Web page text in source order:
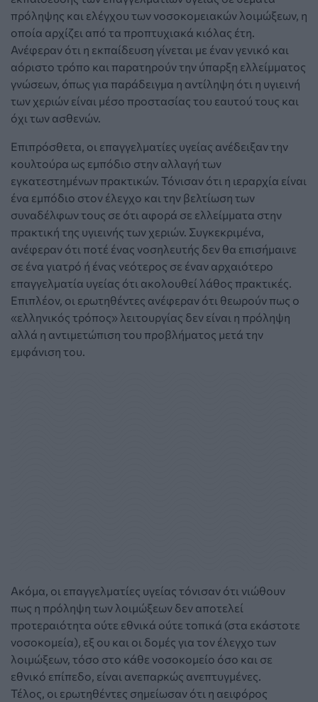
πρόληψης και ελέγχου των νοσοκομειακών λοιμώξεων, η
οποία αρχίζει από τα προπτυχιακά κιόλας έτη.
Ανέφεραν ότι η εκπαίδευση γίνεται με έναν γενικό και
αόριστο τρόπο και παρατηρούν την ύπαρξη ελλείμματος
γνώσεων, όπως για παράδειγμα η αντίληψη ότι η υγιεινή
των χεριών είναι μέσο προστασίας του εαυτού τους και
όχι των ασθενών.
Επιπρόσθετα, οι επαγγελματίες υγείας ανέδειξαν την
κουλτούρα ως εμπόδιο στην αλλαγή των
εγκατεστημένων πρακτικών. Τόνισαν ότι η ιεραρχία είναι
ένα εμπόδιο στον έλεγχο και την βελτίωση των
συναδέλφων τους σε ότι αφορά σε ελλείμματα στην
πρακτική της υγιεινής των χεριών. Συγκεκριμένα,
ανέφεραν ότι ποτέ ένας νοσηλευτής δεν θα επισήμαινε
σε ένα γιατρό ή ένας νεότερος σε έναν αρχαιότερο
επαγγελματία υγείας ότι ακολουθεί λάθος πρακτικές.
Επιπλέον, οι ερωτηθέντες ανέφεραν ότι θεωρούν πως ο
«ελληνικός τρόπος» λειτουργίας δεν είναι η πρόληψη
αλλά η αντιμετώπιση του προβλήματος μετά την
εμφάνιση του.
Ακόμα, οι επαγγελματίες υγείας τόνισαν ότι νιώθουν
πως η πρόληψη των λοιμώξεων δεν αποτελεί
προτεραιότητα ούτε εθνικά ούτε τοπικά (στα εκάστοτε
νοσοκομεία), εξ ου και οι δομές για τον έλεγχο των
λοιμώξεων, τόσο στο κάθε νοσοκομείο όσο και σε
εθνικό επίπεδο, είναι ανεπαρκώς ανεπτυγμένες.
Τέλος, οι ερωτηθέντες σημείωσαν ότι η αειφόρος